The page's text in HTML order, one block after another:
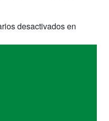
desactivadosen